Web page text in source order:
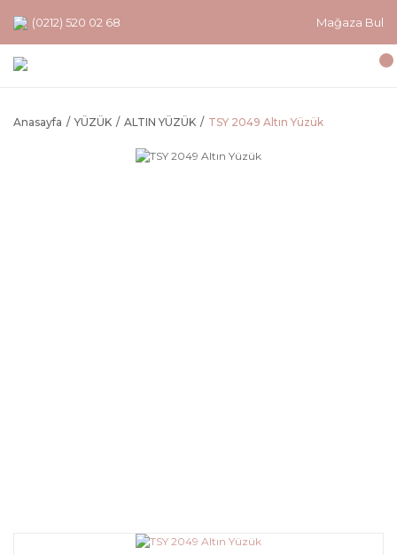
(0212) 520 02 68 Mağaza Bul
Anasayfa YÜZÜK ALTIN YÜZÜK TSY 2049 Altın Yüzük